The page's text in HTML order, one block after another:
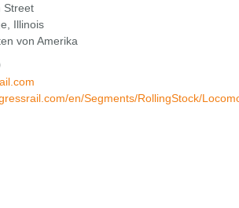
Street
Illinois
von Amerika
en/Segments/RollingStock/